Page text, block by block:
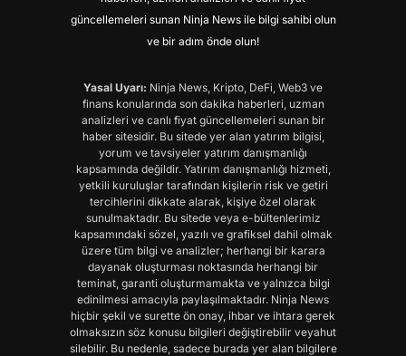
güncellemeleri sunan Ninja News ile bilgi sahibi olun
ve bir adım önde olun!
Yasal Uyarı: Ninja News, Kripto, DeFi, Web3 ve
finans konularında son dakika haberleri, uzman
analizleri ve canlı fiyat güncellemeleri sunan bir
haber sitesidir. Bu sitede yer alan yatırım bilgisi,
yorum ve tavsiyeler yatırım danışmanlığı
kapsamında değildir. Yatırım danışmanlığı hizmeti,
yetkili kuruluşlar tarafından kişilerin risk ve getiri
tercihlerini dikkate alarak, kişiye özel olarak
sunulmaktadır. Bu sitede veya e-bültenlerimiz
kapsamındaki sözel, yazılı ve grafiksel dahil olmak
üzere tüm bilgi ve analizler; herhangi bir karara
dayanak oluşturması noktasında herhangi bir
teminat, garanti oluşturmamakta ve yalnızca bilgi
edinilmesi amacıyla paylaşılmaktadır. Ninja News
hiçbir şekil ve surette ön onay, ihbar ve ihtara gerek
olmaksızın söz konusu bilgileri değiştirebilir veyahut
silebilir. Bu nedenle, sadece burada yer alan bilgilere